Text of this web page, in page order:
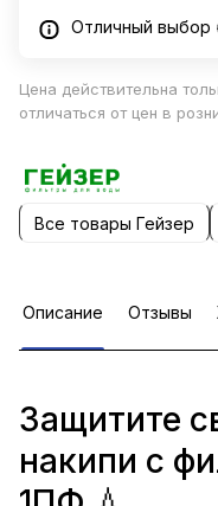
Отличный выбор
Цена действительна
отличаться от цен в
Все товары Гейзер
Описание Отзывы
Защитите
накипи с